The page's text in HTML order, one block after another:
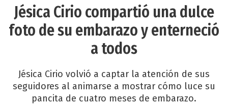
Jésica Cirio compartió una dulce
foto de su embarazo y enterneció
a todos
Jésica Cirio volvió a captar la atención de sus
seguidores al animarse a mostrar cómo luce su
pancita de cuatro meses de embarazo.